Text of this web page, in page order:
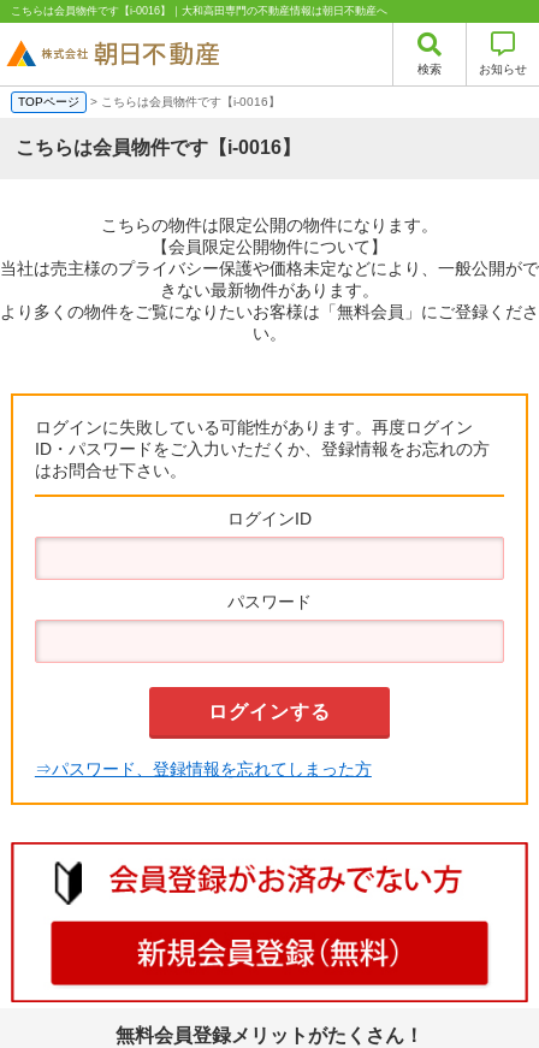
こちらは会員物件です【i-0016】｜大和高田専門の不動産情報は朝日不動産へ
検索 お知らせ
TOPページ > こちらは会員物件です【i-0016】
こちらは会員物件です【i-0016】
こちらの物件は限定公開の物件になります。
【会員限定公開物件について】
当社は売主様のプライバシー保護や価格未定などにより、一般公開がで
きない最新物件があります。
より多くの物件をご覧になりたいお客様は「無料会員」にご登録くださ
い。
ログインに失敗している可能性があります。再度ログイン
ID・パスワードをご入力いただくか、登録情報をお忘れの方
はお問合せ下さい。
ログインID
パスワード
⇒パスワード、登録情報を忘れてしまった方
無料会員登録メリットがたくさん！